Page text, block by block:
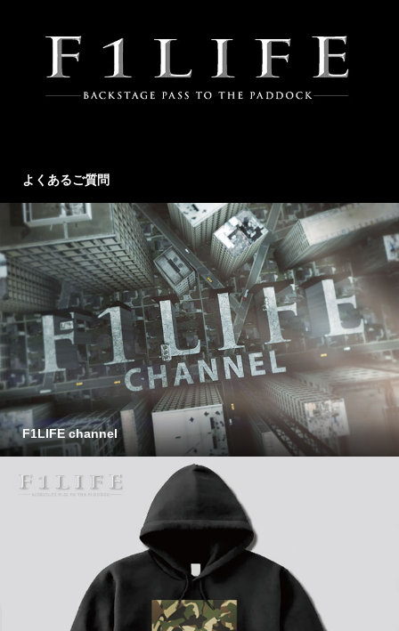
よくあるご質問
F1LIFE channel